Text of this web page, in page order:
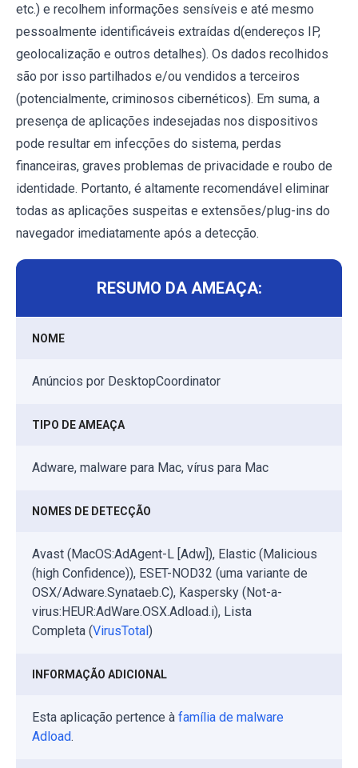
etc.) e recolhem informações sensíveis e até mesmo
pessoalmente identificáveis extraídas d(endereços IP,
geolocalização e outros detalhes). Os dados recolhidos
são por isso partilhados e/ou vendidos a terceiros
(potencialmente, criminosos cibernéticos). Em suma, a
presença de aplicações indesejadas nos dispositivos
pode resultar em infecções do sistema, perdas
financeiras, graves problemas de privacidade e roubo de
identidade. Portanto, é altamente recomendável eliminar
todas as aplicações suspeitas e extensões/plug-ins do
navegador imediatamente após a detecção.
RESUMO DA AMEAÇA:
NOME
Anúncios por DesktopCoordinator
TIPO DE AMEAÇA
Adware, malware para Mac, vírus para Mac
NOMES DE DETECÇÃO
Avast (MacOS:AdAgent-L [Adw]), Elastic (Malicious
(high Confidence)), ESET-NOD32 (uma variante de
OSX/Adware.Synataeb.C), Kaspersky (Not-a-
virus:HEUR:AdWare.OSX.Adload.i), Lista
Completa (VirusTotal)
INFORMAÇÃO ADICIONAL
Esta aplicação pertence à família de malware
Adload.